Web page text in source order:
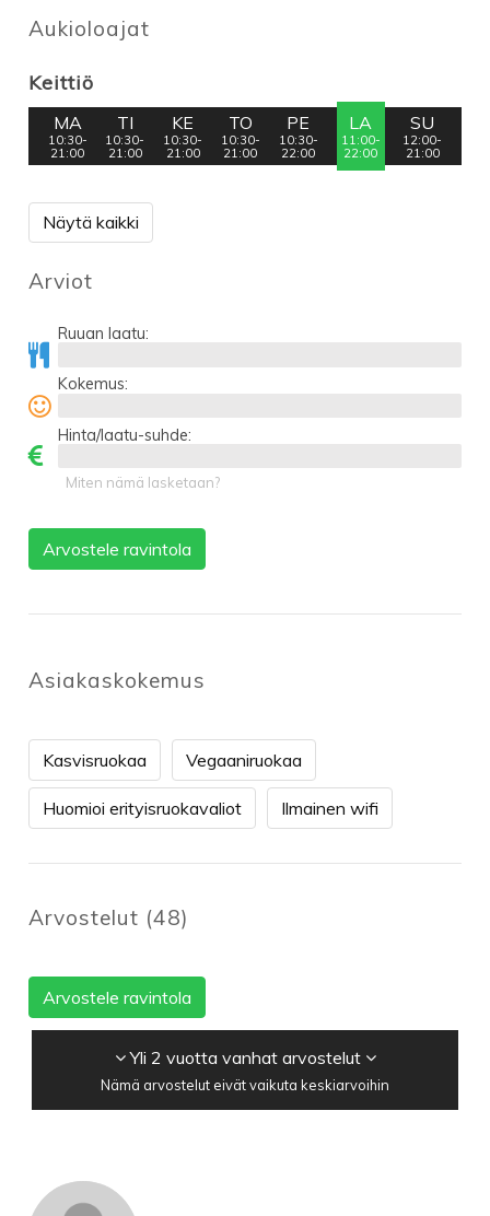
Aukioloajat
Keittiö
MA
10:30-
21:00
TI
10:30-
21:00
KE
10:30-
21:00
TO
10:30-
21:00
PE
10:30-
22:00
LA
11:00-
22:00
SU
12:00-
21:00
Näytä kaikki
Arviot
Ruuan laatu:
Kokemus:
Hinta/laatu-suhde:
Miten nämä lasketaan?
Arvostele ravintola
Asiakaskokemus
Kasvisruokaa Vegaaniruokaa
Huomioi erityisruokavaliot Ilmainen wifi
Arvostelut (48)
Arvostele ravintola
Yli 2 vuotta vanhat arvostelut
Nämä arvostelut eivät vaikuta keskiarvoihin